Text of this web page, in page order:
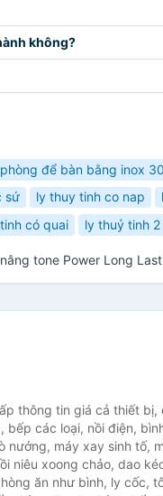
không?
để bàn bằng inox
sứ ly thuy tinh co nap
có quai ly thuỷ tinh 2
tone Power Long
thông tin giá cả thiết bị,
các loại, nồi điện,
nướng, máy xay sinh tố,
niêu xoong chảo, dao
ăn như bình, ly cốc,